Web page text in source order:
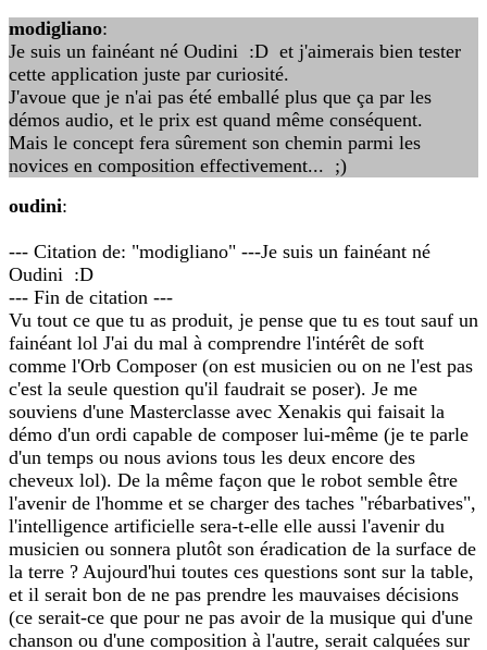
modigliano:
Je suis un fainéant né Oudini :D et j'aimerais bien tester
cette application juste par curiosité.
J'avoue que je n'ai pas été emballé plus que ça par les
démos audio, et le prix est quand même conséquent.
Mais le concept fera sûrement son chemin parmi les
novices en composition effectivement... ;)
oudini:
--- Citation de: "modigliano" ---Je suis un fainéant né
Oudini :D
--- Fin de citation ---
Vu tout ce que tu as produit, je pense que tu es tout sauf un
fainéant lol J'ai du mal à comprendre l'intérêt de soft
comme l'Orb Composer (on est musicien ou on ne l'est pas
c'est la seule question qu'il faudrait se poser). Je me
souviens d'une Masterclasse avec Xenakis qui faisait la
démo d'un ordi capable de composer lui-même (je te parle
d'un temps ou nous avions tous les deux encore des
cheveux lol). De la même façon que le robot semble être
l'avenir de l'homme et se charger des taches "rébarbatives",
l'intelligence artificielle sera-t-elle elle aussi l'avenir du
musicien ou sonnera plutôt son éradication de la surface de
la terre ? Aujourd'hui toutes ces questions sont sur la table,
et il serait bon de ne pas prendre les mauvaises décisions
(ce serait-ce que pour ne pas avoir de la musique qui d'une
chanson ou d'une composition à l'autre, serait calquées sur